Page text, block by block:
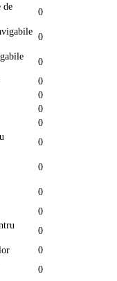
de
0
0
0
0
0
0
0
0
0
0
0
0
0
0